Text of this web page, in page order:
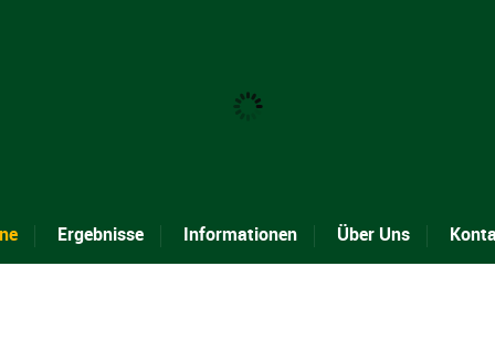
Ergebnisse Informationen Über Uns